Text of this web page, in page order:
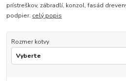
prístreškov, zábradlí, konzol, fasád
podpier. celý popis
Rozmer kotvy